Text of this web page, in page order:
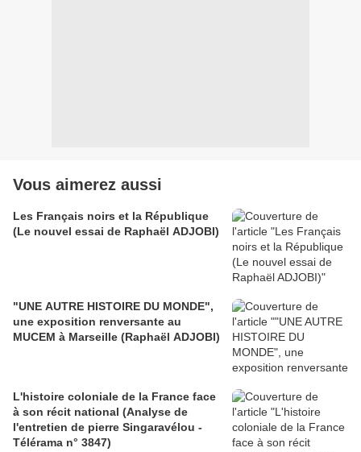
Vous aimerez aussi
Les Français noirs et la République
(Le nouvel essai de Raphaël ADJOBI)
"UNE AUTRE HISTOIRE DU MONDE",
une exposition renversante au
MUCEM à Marseille (Raphaël ADJOBI)
L'histoire coloniale de la France face
à son récit national (Analyse de
l'entretien de pierre Singaravélou -
Télérama n° 3847)